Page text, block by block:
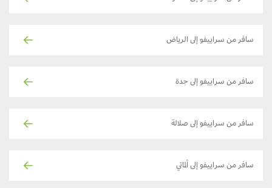
سافر من سراييفو إلى الرياض
سافر من سراييفو إلى جدة
سافر من سراييفو إلى صلالة
سافر من سراييفو إلى ألماتي